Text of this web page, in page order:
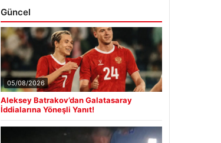
Güncel
05/08/2026
Aleksey Batrakov’dan Galatasaray
İddialarına Yöneşli Yanıt!